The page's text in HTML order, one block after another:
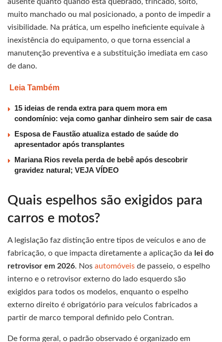
muito manchado ou mal posicionado, a ponto de impedir a
visibilidade. Na prática, um espelho ineficiente equivale à
inexistência do equipamento, o que torna essencial a
manutenção preventiva e a substituição imediata em caso
de dano.
Leia Também
15 ideias de renda extra para quem mora em
condomínio: veja como ganhar dinheiro sem sair de casa
Esposa de Faustão atualiza estado de saúde do
apresentador após transplantes
Mariana Rios revela perda de bebê após descobrir
gravidez natural; VEJA VÍDEO
Quais espelhos são exigidos para
carros e motos?
A legislação faz distinção entre tipos de veículos e ano de
fabricação, o que impacta diretamente a aplicação da lei do
retrovisor em 2026. Nos automóveis de passeio, o espelho
interno e o retrovisor externo do lado esquerdo são
exigidos para todos os modelos, enquanto o espelho
externo direito é obrigatório para veículos fabricados a
partir de marco temporal definido pelo Contran.
De forma geral, o padrão observado é organizado em